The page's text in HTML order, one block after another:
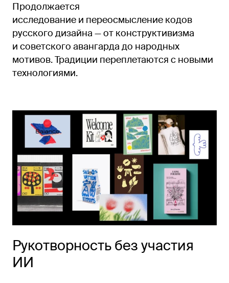
Продолжается
исследование и переосмысление кодов
русского дизайна — от конструктивизма
и советского авангарда до народных
мотивов. Традиции переплетаются с новыми
технологиями.
Рукотворность без участия
ИИ